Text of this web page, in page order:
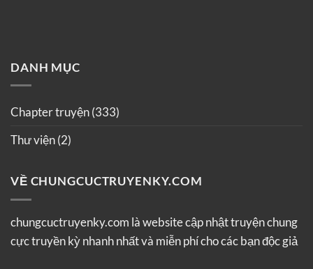
DANH MỤC
Chapter truyện(333)
Thư viện(2)
VỀ CHUNGCUCTRUYENKY.COM
chungcuctruyenky.com là website cập nhật truyện chung
cực truyền kỳ nhanh nhất và miễn phí cho các bạn độc giả